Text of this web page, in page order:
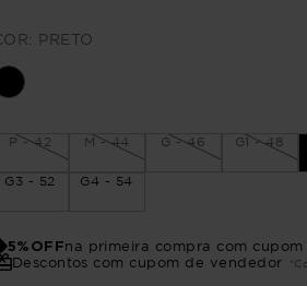
PRETO
P - 42 M - 44 G - 46 G1 - 48
G3 - 52 G4 - 54
5%OFFna primeira compra com cupom
Descontos com cupom de vendedor